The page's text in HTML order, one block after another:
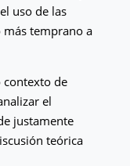
uso de las
más temprano a
contexto de
el
justamente
teórica